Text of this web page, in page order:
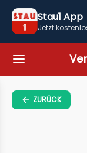
Stau1 App
Jetzt
ZURÜCK